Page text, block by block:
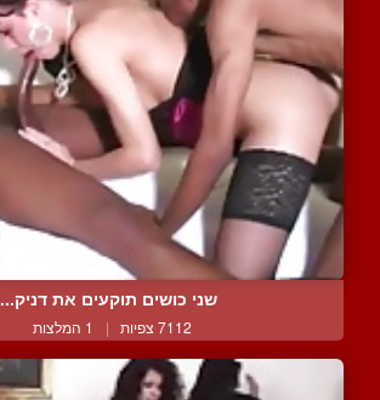
שני כושים תוקעים את דניק...
7112 צפיות | 1 המלצות